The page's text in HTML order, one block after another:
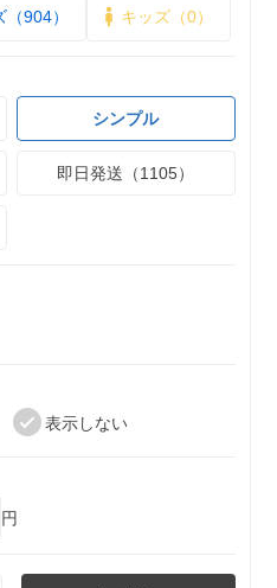
（904） キッズ（0）
シンプル
即日発送（1105）
表示しない
円